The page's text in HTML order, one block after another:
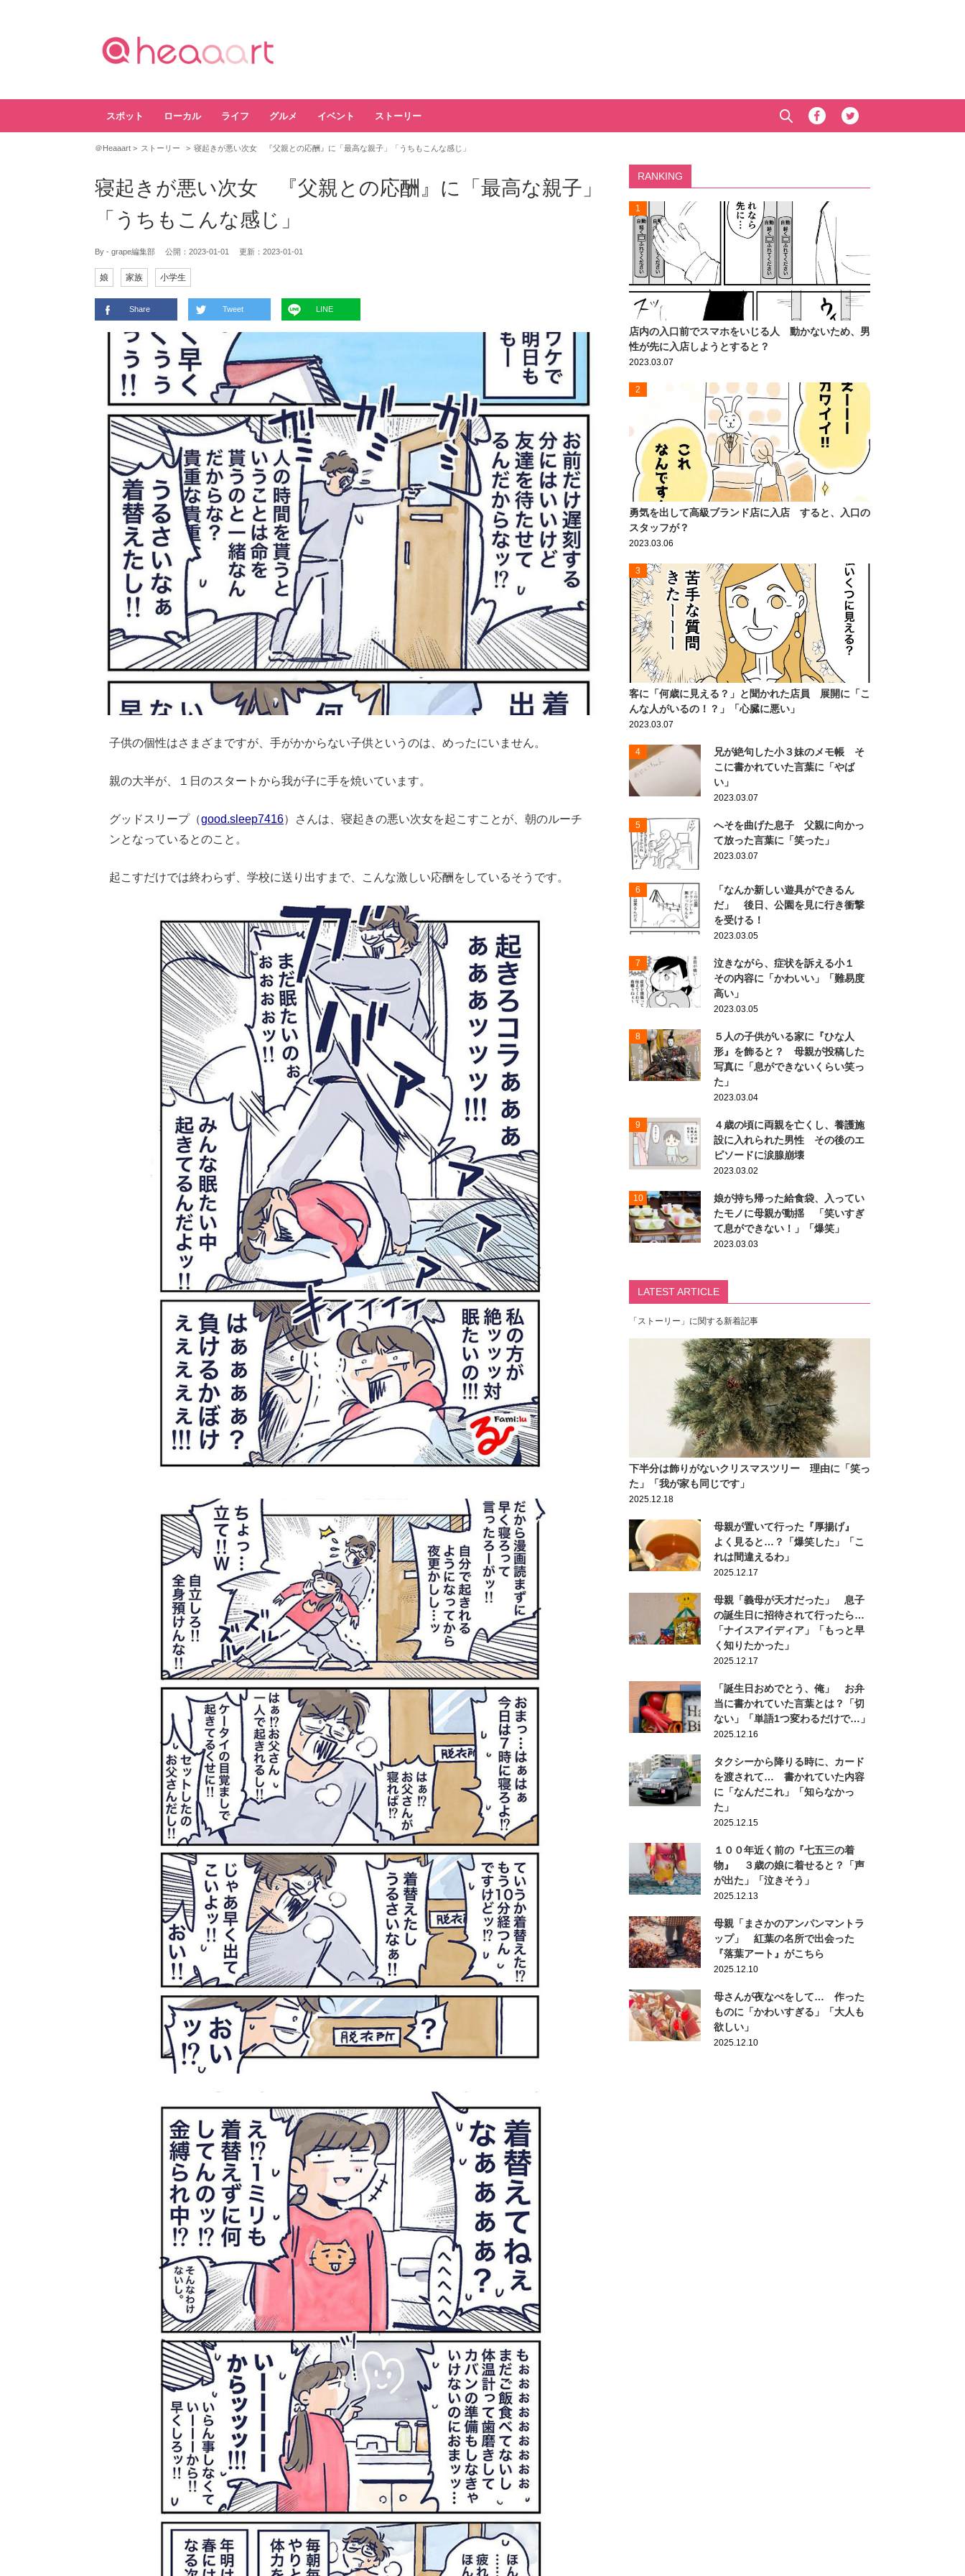
スポット ローカル ライフ グルメ イベント ストーリー
＠Heaaart ストーリー 寝起きが悪い次女 『父親との応酬』に「最高な親子」「うちもこんな感じ」
寝起きが悪い次女 『父親との応酬』に「最高な親子」
「うちもこんな感じ」
By - grape編集部 公開： 2023-01-01 更新： 2023-01-01
娘 家族 小学生
Share Tweet LINE
子供の個性はさまざまですが、手がかからない子供というのは、めったにいません。
親の大半が、１日のスタートから我が子に手を焼いています。
グッドスリープ（good.sleep7416）さんは、寝起きの悪い次女を起こすことが、朝のルーチ
ンとなっているとのこと。
起こすだけでは終わらず、学校に送り出すまで、こんな激しい応酬をしているそうです。
RANKING
1
店内の入口前でスマホをいじる人 動かないため、男
性が先に入店しようとすると？
2023.03.07
2
勇気を出して高級ブランド店に入店 すると、入口の
スタッフが？
2023.03.06
3
客に「何歳に見える？」と聞かれた店員 展開に「こ
んな人がいるの！？」「心臓に悪い」
2023.03.07
4
兄が絶句した小３妹のメモ帳 そ
こに書かれていた言葉に「やば
い」
2023.03.07
5
へそを曲げた息子 父親に向かっ
て放った言葉に「笑った」
2023.03.07
6
「なんか新しい遊具ができるん
だ」 後日、公園を見に行き衝撃
を受ける！
2023.03.05
7
泣きながら、症状を訴える小１
その内容に「かわいい」「難易度
高い」
2023.03.05
8
５人の子供がいる家に『ひな人
形』を飾ると？ 母親が投稿した
写真に「息ができないくらい笑っ
た」
2023.03.04
9
４歳の頃に両親を亡くし、養護施
設に入れられた男性 その後のエ
ピソードに涙腺崩壊
2023.03.02
10
娘が持ち帰った給食袋、入ってい
たモノに母親が動揺 「笑いすぎ
て息ができない！」「爆笑」
2023.03.03
LATEST ARTICLE
「ストーリー」に関する新着記事
下半分は飾りがないクリスマスツリー 理由に「笑っ
た」「我が家も同じです」
2025.12.18
母親が置いて行った『厚揚げ』
よく見ると…？「爆笑した」「こ
れは間違えるわ」
2025.12.17
母親「義母が天才だった」 息子
の誕生日に招待されて行ったら…
「ナイスアイディア」「もっと早
く知りたかった」
2025.12.17
「誕生日おめでとう、俺」 お弁
当に書かれていた言葉とは？「切
ない」「単語1つ変わるだけで…」
2025.12.16
タクシーから降りる時に、カード
を渡されて… 書かれていた内容
に「なんだこれ」「知らなかっ
た」
2025.12.15
１００年近く前の『七五三の着
物』 ３歳の娘に着せると？「声
が出た」「泣きそう」
2025.12.13
母親「まさかのアンパンマントラ
ップ」 紅葉の名所で出会った
『落葉アート』がこちら
2025.12.10
母さんが夜なべをして… 作った
ものに「かわいすぎる」「大人も
欲しい」
2025.12.10